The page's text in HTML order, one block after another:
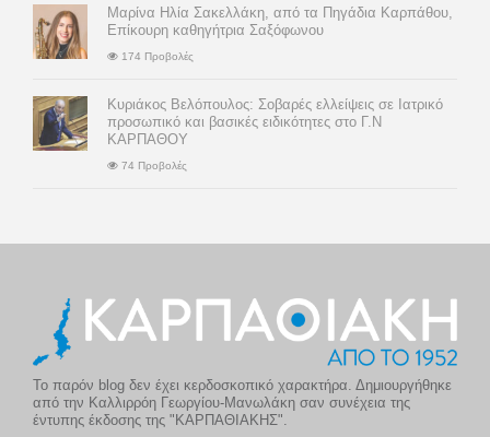
Μαρίνα Ηλία Σακελλάκη, από τα Πηγάδια Καρπάθου,
Επίκουρη καθηγήτρια Σαξόφωνου
174 Προβολές
Κυριάκος Βελόπουλος: Σοβαρές ελλείψεις σε Ιατρικό
προσωπικό και βασικές ειδικότητες στο Γ.Ν
ΚΑΡΠΑΘΟΥ
74 Προβολές
Το παρόν blog δεν έχει κερδοσκοπικό χαρακτήρα. Δημιουργήθηκε
από την Καλλιρρόη Γεωργίου-Μανωλάκη σαν συνέχεια της
έντυπης έκδοσης της "ΚΑΡΠΑΘΙΑΚΗΣ".